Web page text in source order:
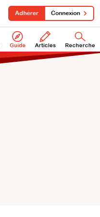
Guide Articles Recherche
Adhérer Connexion